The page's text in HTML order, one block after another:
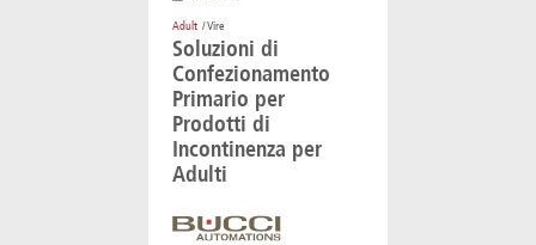
Adult / Vire
Soluzioni di
Confezionamento
Primario per
Prodotti di
Incontinenza per
Adulti